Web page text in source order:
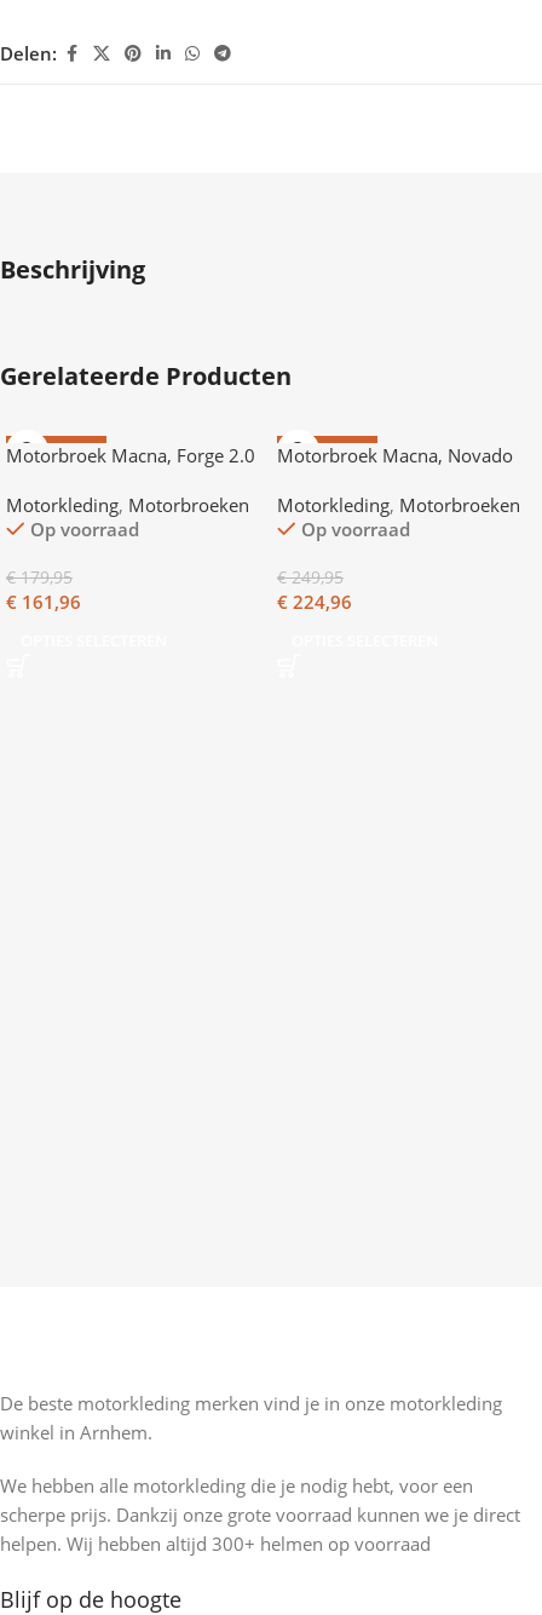
Delen:
Beschrijving
Gerelateerde Producten
AANBIEDING
Motorbroek Macna, Forge 2.0
Motorkleding, Motorbroeken
Op voorraad
€179,95
€ 161,96
AANBIEDING
Motorbroek Macna, Novado
Motorkleding, Motorbroeken
Op voorraad
€249,95
€ 224,96
De beste motorkleding merken vind je in onze motorkleding
winkel in Arnhem.
We hebben alle motorkleding die je nodig hebt, voor een
scherpe prijs. Dankzij onze grote voorraad kunnen we je direct
helpen. Wij hebben altijd 300+ helmen op voorraad
Blijf op de hoogte